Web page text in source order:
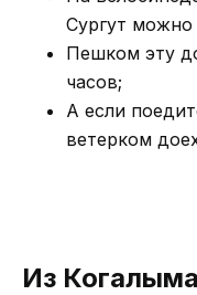
Сургут можно
Пешком эту
часов;
А если
ветерком
Из